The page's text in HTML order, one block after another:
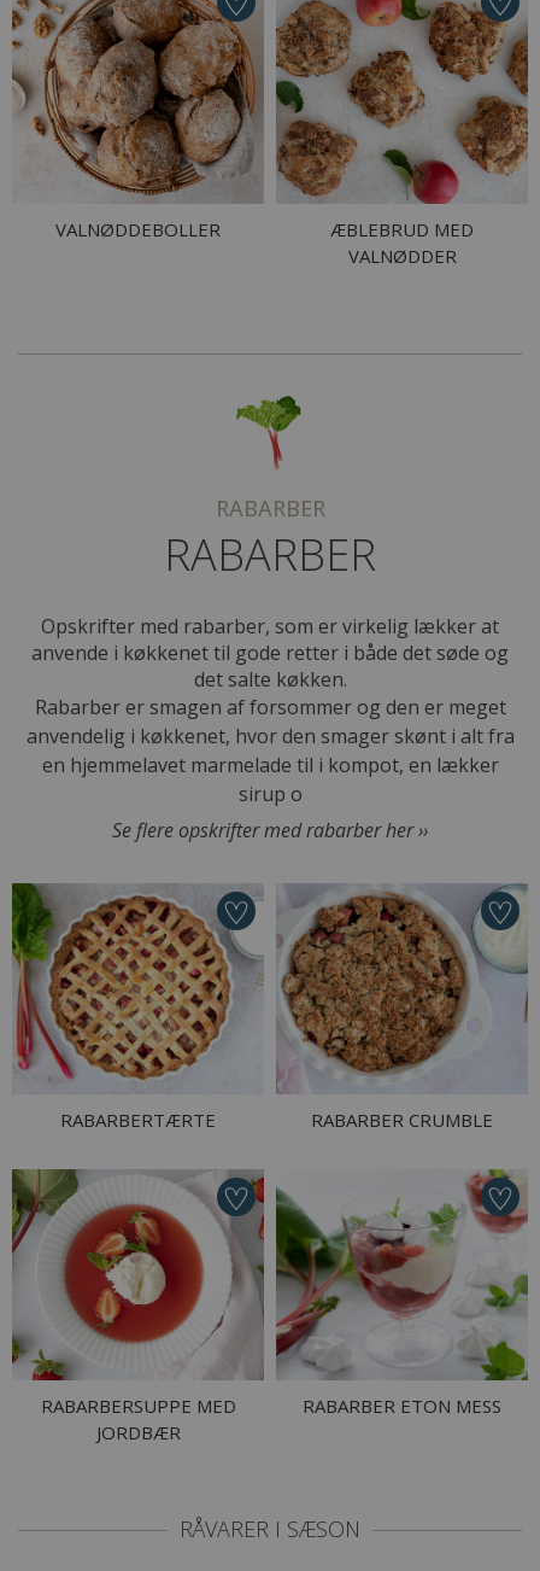
VALNØDDEBOLLER
ÆBLEBRUD MED
VALNØDDER
RABARBER
RABARBER
Opskrifter med rabarber, som er virkelig lækker at
anvende i køkkenet til gode retter i både det søde og
det salte køkken.
Rabarber er smagen af forsommer og den er meget
anvendelig i køkkenet, hvor den smager skønt i alt fra
en hjemmelavet marmelade til i kompot, en lækker
sirup o
Se flere opskrifter med rabarber her ››
RABARBERTÆRTE RABARBER CRUMBLE
RABARBERSUPPE MED
JORDBÆR
RABARBER ETON MESS
RÅVARER I SÆSON